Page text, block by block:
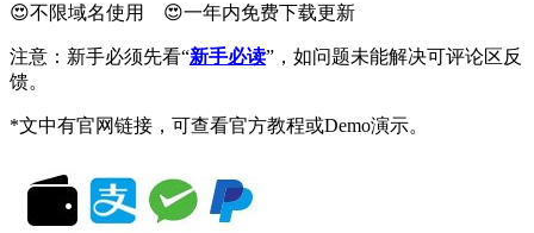
😍不限域名使用 😍一年内免费下载更新
注意：新手必须先看“新手必读”，如问题未能解决可评论区反
馈。
*文中有官网链接，可查看官方教程或Demo演示。